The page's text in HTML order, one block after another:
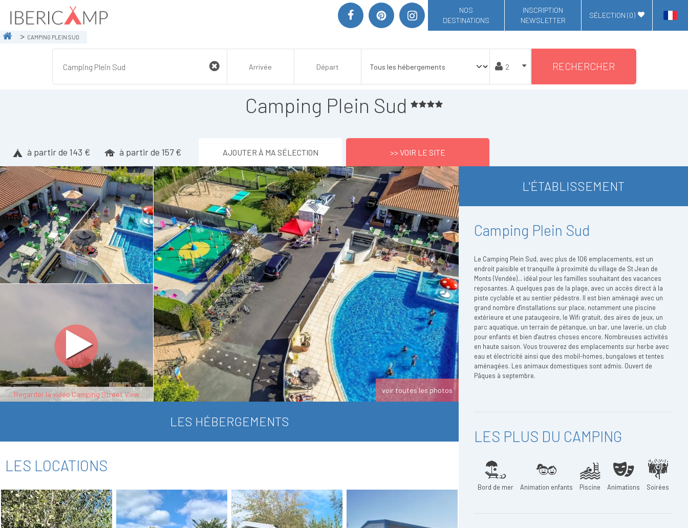
NOS
DESTINATIONS
INSCRIPTION
NEWSLETTER
SÉLECTION (0)
CAMPING PLEIN SUD
RECHERCHER
Camping Plein Sud
à partir de 143 € à partir de 157 € AJOUTER À MA SÉLECTION >> VOIR LE SITE
Regarder la vidéo Camping Street View voir toutes les photos
LES HÉBERGEMENTS
LES LOCATIONS
L'ÉTABLISSEMENT
Camping Plein Sud
Le Camping Plein Sud, avec plus de 106 emplacements, est un
endroit paisible et tranquille à proximité du village de St Jean de
Monts (Vendée)... idéal pour les familles souhaitant des vacances
reposantes. A quelques pas de la plage, avec un accès direct à la
piste cyclable et au sentier pédestre. Il est bien aménagé avec un
grand nombre d'installations sur place, notamment une piscine
extérieure et une pataugeoire, le Wifi gratuit, des aires de jeux, un
parc aquatique, un terrain de pétanque, un bar, une laverie, un club
pour enfants et bien d'autres choses encore. Nombreuses activités
en haute saison. Vous trouverez des emplacements sur herbe avec
eau et électricité ainsi que des mobil-homes, bungalows et tentes
aménagées. Les animaux domestiques sont admis. Ouvert de
Pâques à septembre.
LES PLUS DU CAMPING
Bord de mer Animation enfants Piscine Animations Soirées